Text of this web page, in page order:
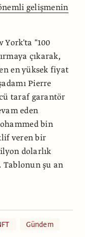
gelişmenin
York'ta "100
çıkarak,
en yüksek fiyat
Pierre
taraf garantör
eden
bin
veren bir
dolarlık
Tablonun şu an
Gündem